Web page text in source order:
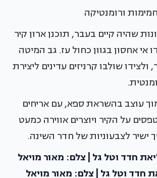
ורומנטיקה
שהיה קיים בעבר, תוכנן ארון קיר
אי אחסון בגוון כחול עז. גב המיטה
ולצידו שולבו קרניזים עדינים ליצירת
עוצב בהשראת ספא, עם אריחים
על הקיר ויוצרים אווירה כמעט
לצבעוניות של חדר השינה.
חדד וטל גל | צלם: מאור מויאל